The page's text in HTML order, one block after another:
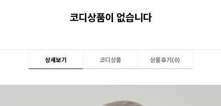
코디상품이 없습니다
상세보기 코디상품 상품후기(0)